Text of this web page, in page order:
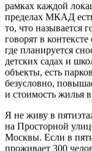
рамках каждой
пределах МКАД
то, что называется
говорят в
где планируется
детских садах и
объекты, есть
безусловно,
и стоимость жилья
Я не живу в
на Просторной
Москвы. Если в
проживает 300